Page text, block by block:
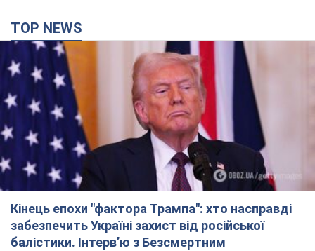
TOP NEWS
Кінець епохи "фактора Трампа": хто насправді
забезпечить Україні захист від російської
балістики. Інтерв’ю з Безсмертним